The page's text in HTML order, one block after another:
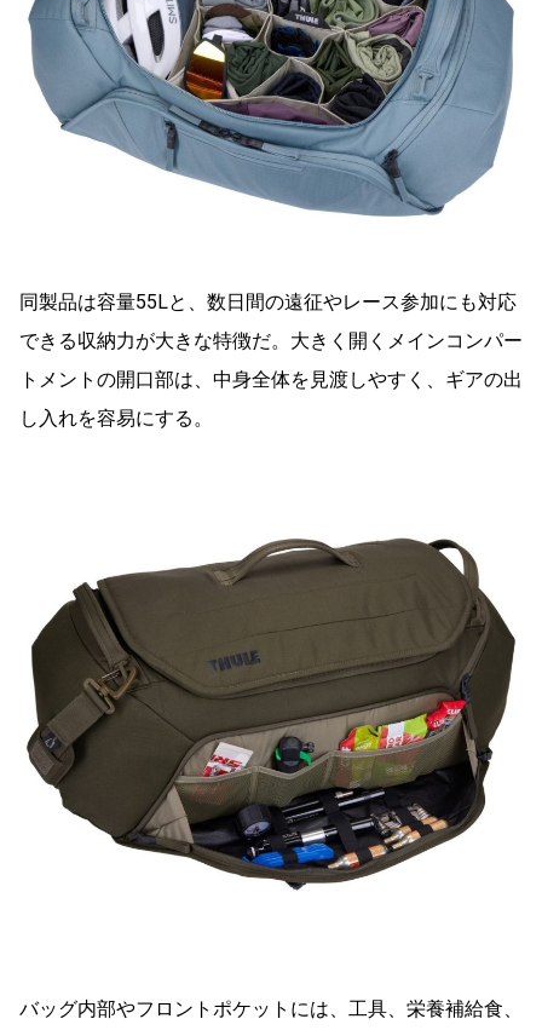
同製品は容量55Lと、数日間の遠征やレース参加にも対応
できる収納力が大きな特徴だ。大きく開くメインコンパー
トメントの開口部は、中身全体を見渡しやすく、ギアの出
し入れを容易にする。
バッグ内部やフロントポケットには、工具、栄養補給食、